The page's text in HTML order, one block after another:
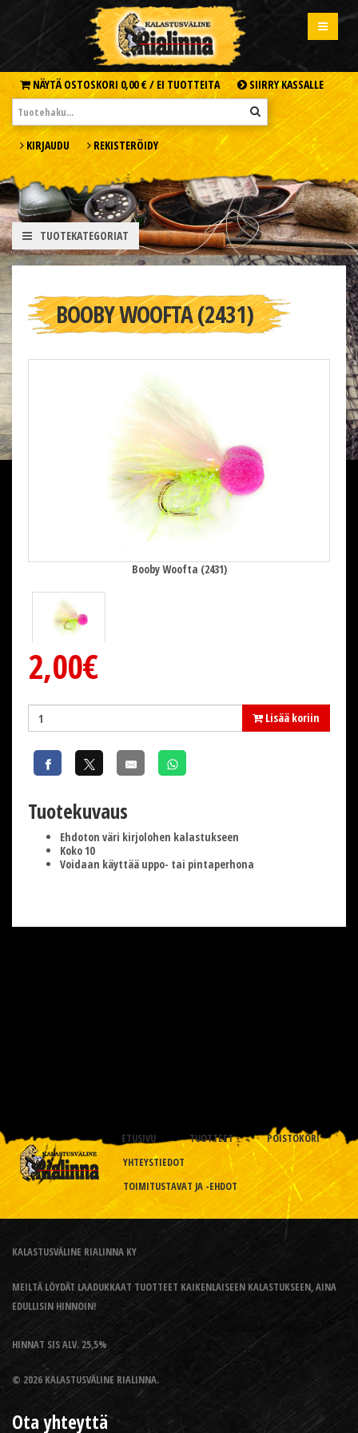
NÄYTÄ OSTOSKORI 0,00 € / EI TUOTTEITA SIIRRY KASSALLE
KIRJAUDU REKISTERÖIDY
TUOTEKATEGORIAT
BOOBY WOOFTA (2431)
Booby Woofta (2431)
2,00€
Lisää koriin
Tuotekuvaus
Ehdoton väri kirjolohen kalastukseen
Koko 10
Voidaan käyttää uppo- tai pintaperhona
ETUSIVU TUOTTEET
POISTOKORI
YHTEYSTIEDOT
TOIMITUSTAVAT JA -EHDOT
KALASTUSVÄLINE RIALINNA KY
MEILTÄ LÖYDÄT LAADUKKAAT TUOTTEET KAIKENLAISEEN KALASTUKSEEN, AINA
EDULLISIN HINNOIN!
HINNAT SIS ALV. 25,5%
© 2026 KALASTUSVÄLINE RIALINNA.
Ota yhteyttä